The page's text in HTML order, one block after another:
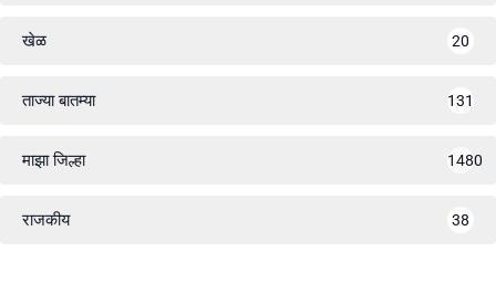
खेळ 20
ताज्या बातम्या 131
माझा जिल्हा 1480
राजकीय 38